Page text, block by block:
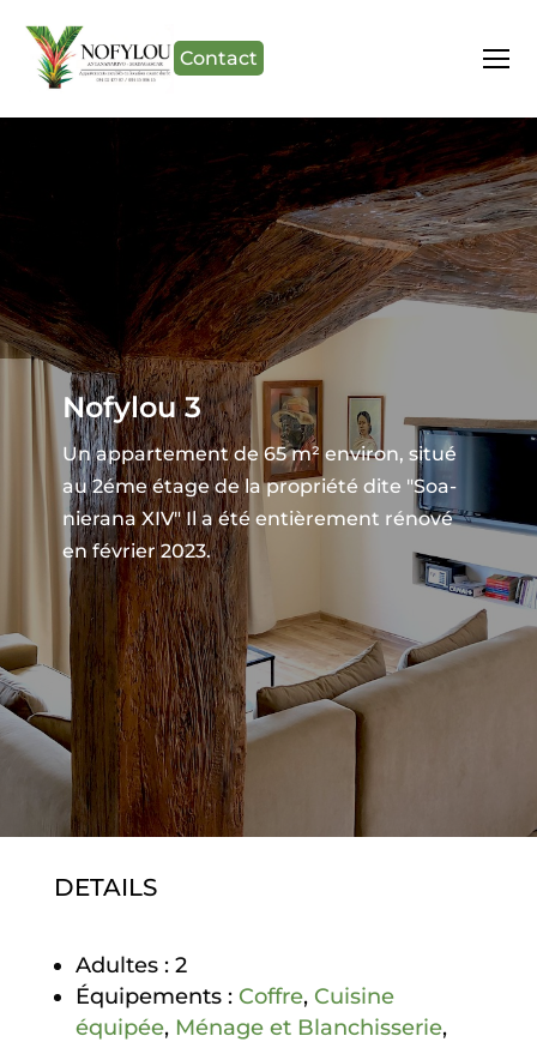
Nofylou 3
Un appartement de 65 m² environ, situé
au 2éme étage de la propriété dite "Soa-
nierana XIV" Il a été entièrement rénové
en février 2023.
DETAILS
Adultes :2
Équipements : Coffre, Cuisine
équipée, Ménage et Blanchisserie,
Contact